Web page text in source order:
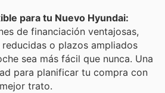
para tu Nuevo Hyundai:
de financiación ventajosas,
o plazos ampliados
sea más fácil que nunca. Una
para planificar tu compra con
trato.